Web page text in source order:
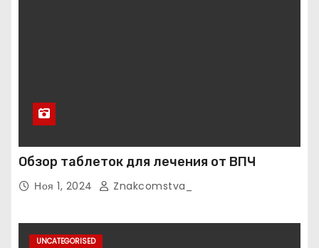
Обзор таблеток для лечения от ВПЧ
Ноя 1, 2024 Znakcomstva_
UNCATEGORISED